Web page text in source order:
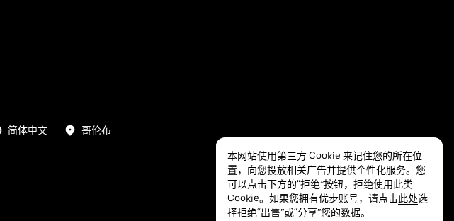
简体中文 哥伦布
隐私 无障碍服务
本网站使用第三方 Cookie 来记住您的所在位
置，向您投放相关广告并提供个性化服务。您
可以点击下方的“拒绝”按钮，拒绝使用此类
Cookie。如果您拥有优步账号，请点击此处选
择拒绝“出售”或“分享”您的数据。